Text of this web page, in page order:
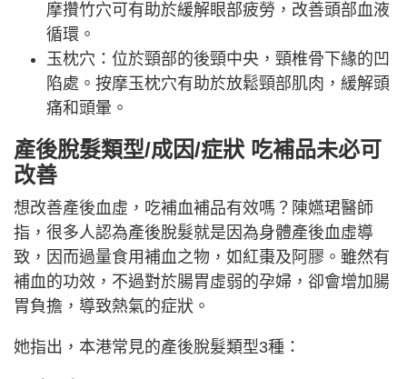
摩攢竹穴可有助於緩解眼部疲勞，改善頭部血液
循環。
玉枕穴：位於頸部的後頸中央，頸椎骨下緣的凹
陷處。按摩玉枕穴有助於放鬆頸部肌肉，緩解頭
痛和頭暈。
產後脫髮類型/成因/症狀 吃補品未必可
改善
想改善產後血虛，吃補血補品有效嗎？陳嬿珺醫師
指，很多人認為產後脫髮就是因為身體產後血虛導
致，因而過量食用補血之物，如紅棗及阿膠。雖然有
補血的功效，不過對於腸胃虛弱的孕婦，卻會增加腸
胃負擔，導致熱氣的症狀。
她指出，本港常見的產後脫髮類型3種：